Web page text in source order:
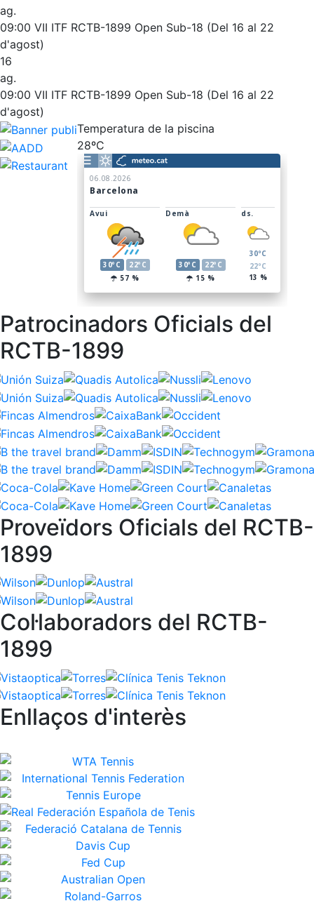
Entrenaments personals
Activitats dirigides
L'Snack
Patrocini
Patrocinadors
Avantatges socials
Publicitat a la Revista
Vols ser Patrocinador del Club?
El Godó del Soci/a
ag.
09:00 VII ITF RCTB-1899 Open Sub-18 (Del 16 al 22
d'agost)
16
ag.
09:00 VII ITF RCTB-1899 Open Sub-18 (Del 16 al 22
d'agost)
Temperatura de la piscina
28ºC
Patrocinadors Oficials del
RCTB-1899
Proveïdors Oficials del RCTB-
1899
Col·laboradors del RCTB-
1899
Enllaços d'interès